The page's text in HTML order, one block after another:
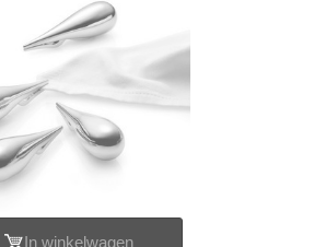
In winkelwagen